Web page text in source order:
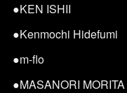
●KEN ISHII
●Kenmochi Hidefumi
●m-flo
●MASANORI